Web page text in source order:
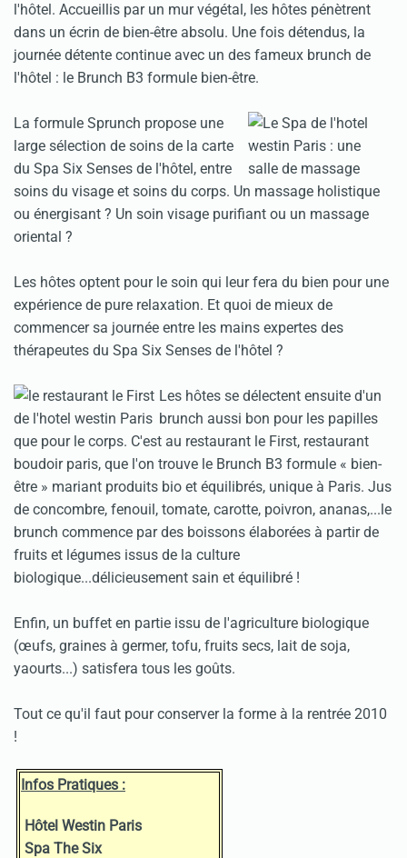
l'hôtel. Accueillis par un mur végétal, les hôtes pénètrent
dans un écrin de bien-être absolu. Une fois détendus, la
journée détente continue avec un des fameux brunch de
l'hôtel : le Brunch B3 formule bien-être.
La formule Sprunch propose une
large sélection de soins de la carte
du Spa Six Senses de l'hôtel, entre
soins du visage et soins du corps. Un massage holistique
ou énergisant ? Un soin visage purifiant ou un massage
oriental ?
Les hôtes optent pour le soin qui leur fera du bien pour une
expérience de pure relaxation. Et quoi de mieux de
commencer sa journée entre les mains expertes des
thérapeutes du Spa Six Senses de l'hôtel ?
Les hôtes se délectent ensuite d'un
brunch aussi bon pour les papilles
que pour le corps. C'est au restaurant le First, restaurant
boudoir paris, que l'on trouve le Brunch B3 formule « bien-
être » mariant produits bio et équilibrés, unique à Paris. Jus
de concombre, fenouil, tomate, carotte, poivron, ananas,...le
brunch commence par des boissons élaborées à partir de
fruits et légumes issus de la culture
biologique...délicieusement sain et équilibré !
Enfin, un buffet en partie issu de l'agriculture biologique
(œufs, graines à germer, tofu, fruits secs, lait de soja,
yaourts...) satisfera tous les goûts.
Tout ce qu'il faut pour conserver la forme à la rentrée 2010
!
Infos Pratiques :
Hôtel Westin Paris
Spa The Six